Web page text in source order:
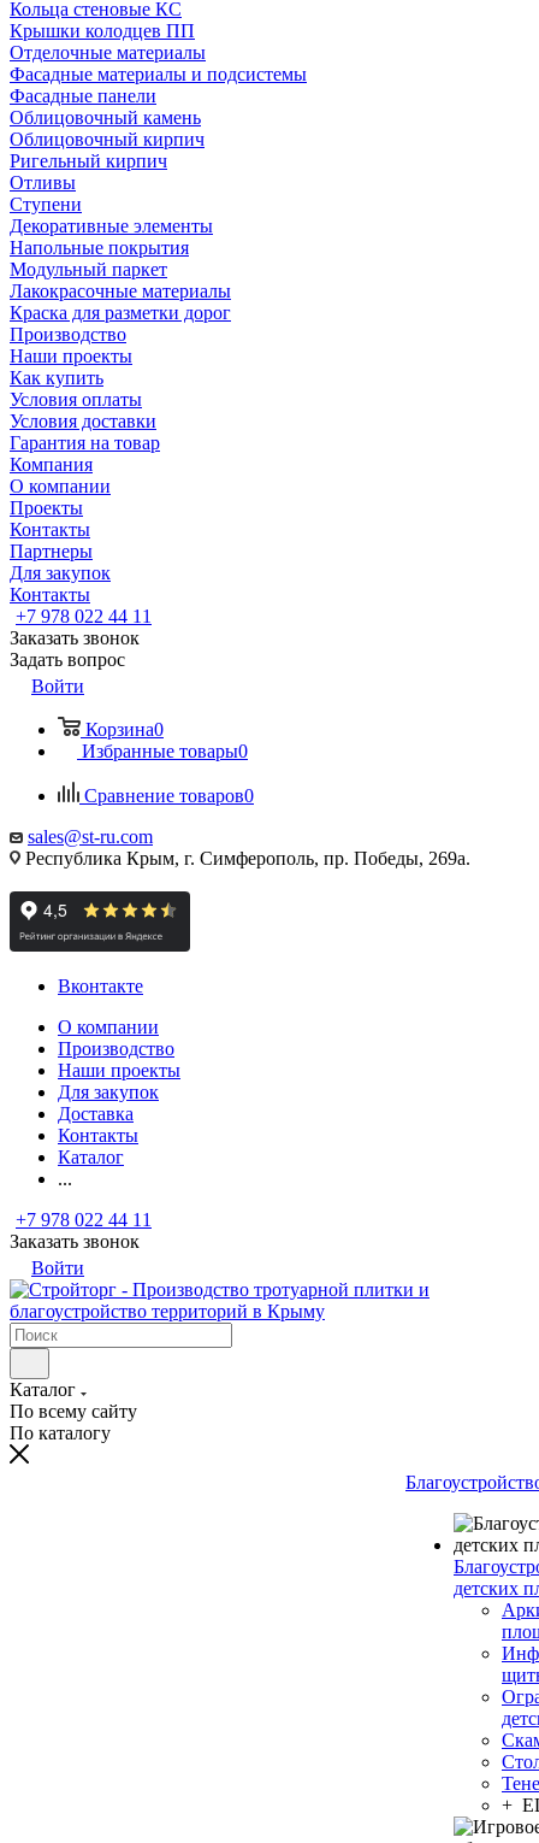
Кольца стеновые КС
Крышки колодцев ПП
Отделочные материалы
Фасадные материалы и подсистемы
Фасадные панели
Облицовочный камень
Облицовочный кирпич
Ригельный кирпич
Отливы
Ступени
Декоративные элементы
Напольные покрытия
Модульный паркет
Лакокрасочные материалы
Краска для разметки дорог
Производство
Наши проекты
Как купить
Условия оплаты
Условия доставки
Гарантия на товар
Компания
О компании
Проекты
Контакты
Партнеры
Для закупок
Контакты
+7 978 022 44 11
Заказать звонок
Задать вопрос
Войти
Корзина0
Избранные товары0
Сравнение товаров0
sales@st-ru.com
Республика Крым, г. Симферополь, пр. Победы, 269а.
Вконтакте
О компании
Производство
Наши проекты
Для закупок
Доставка
Контакты
Каталог
...
+7 978 022 44 11
Заказать звонок
Войти
Каталог
По всему сайту
По каталогу
детских
+